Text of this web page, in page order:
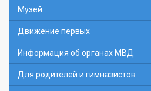
Музей
Движение первых
Информация об органах МВД
Для родителей и гимназистов